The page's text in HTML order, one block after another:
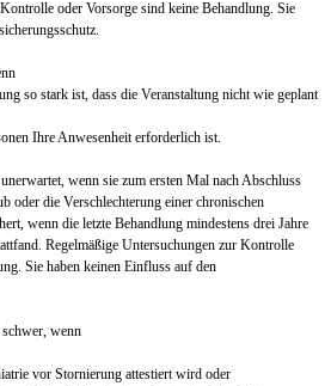
oder Vorsorge sind keine Behandlung. Sie
so stark ist, dass die Veranstaltung nicht wie geplant
Ihre Anwesenheit erforderlich ist.
wenn sie zum ersten Mal nach Abschluss
oder die Verschlechterung einer chronischen
wenn die letzte Behandlung mindestens drei Jahre
Regelmäßige Untersuchungen zur Kontrolle
Sie haben keinen Einfluss auf den
wenn
vor Stornierung attestiert wird oder